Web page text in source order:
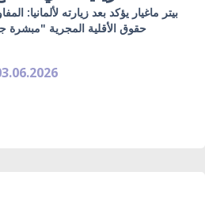
بيتر ماغيار يؤكد بعد زيارته لألمانيا:
حقوق الأقلية المجرية "مبشرة